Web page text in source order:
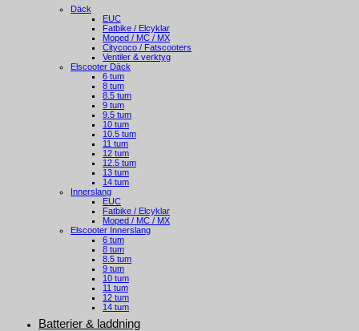
Däck
EUC
Fatbike / Elcyklar
Moped / MC / MX
Citycoco / Fatscooters
Ventiler & verktyg
Elscooter Däck
6 tum
8 tum
8.5 tum
9 tum
9.5 tum
10 tum
10.5 tum
11 tum
12 tum
12.5 tum
13 tum
14 tum
Innerslang
EUC
Fatbike / Elcyklar
Moped / MC / MX
Elscooter Innerslang
6 tum
8 tum
8.5 tum
9 tum
10 tum
11 tum
12 tum
14 tum
Batterier & laddning